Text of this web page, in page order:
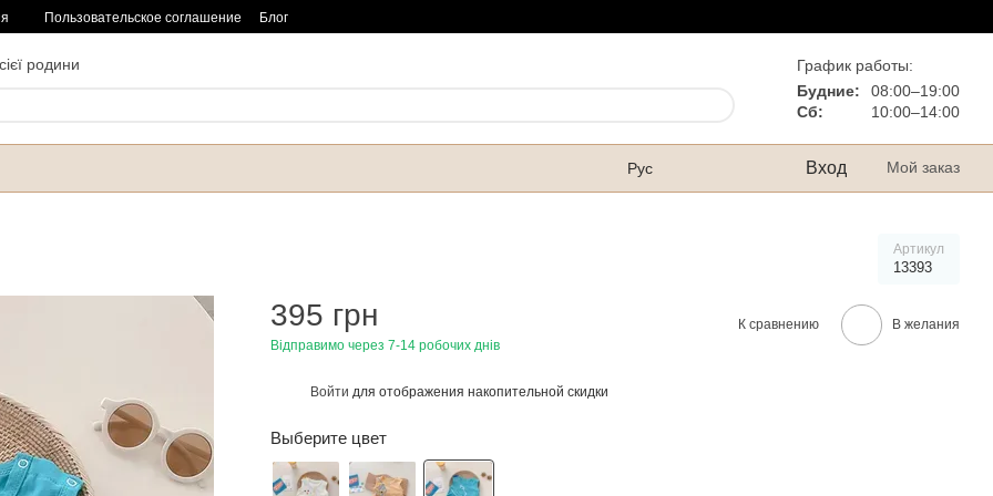
Пользовательское соглашение Блог
родини
График работы:
Будние:
08:00–19:00
Сб:
10:00–14:00
Рус Вход Мой заказ
Артикул
13393
395 грн
Відправимо через 7-14 робочих днів
К сравнению В желания
Войти для отображения накопительной скидки
Выберите цвет